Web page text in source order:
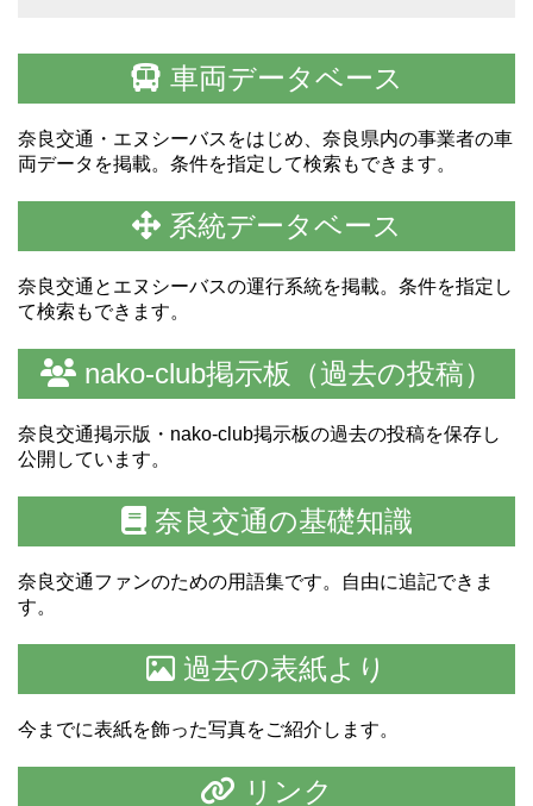
車両データベース
奈良交通・エヌシーバスをはじめ、奈良県内の事業者の車
両データを掲載。条件を指定して検索もできます。
系統データベース
奈良交通とエヌシーバスの運行系統を掲載。条件を指定し
て検索もできます。
nako-club掲示板（過去の投稿）
奈良交通掲示版・nako-club掲示板の過去の投稿を保存し
公開しています。
奈良交通の基礎知識
奈良交通ファンのための用語集です。自由に追記できま
す。
過去の表紙より
今までに表紙を飾った写真をご紹介します。
リンク